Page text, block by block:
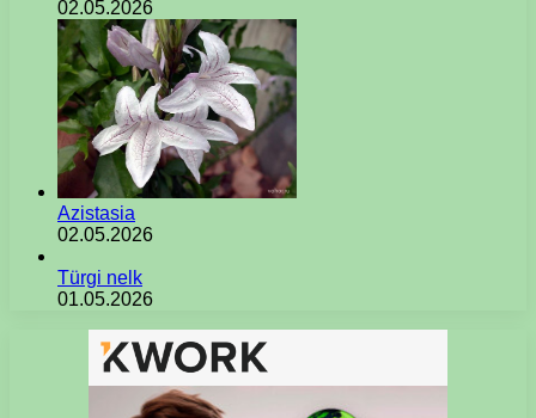
02.05.2026
Azistasia
02.05.2026
Türgi nelk
01.05.2026